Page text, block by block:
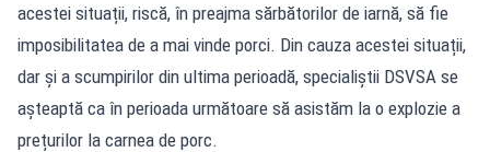
acestei situații, riscă, în preajma sărbătorilor de iarnă, să fie
imposibilitatea de a mai vinde porci. Din cauza acestei situații,
dar și a scumpirilor din ultima perioadă, specialiștii DSVSA se
așteaptă ca în perioada următoare să asistăm la o explozie a
prețurilor la carnea de porc.